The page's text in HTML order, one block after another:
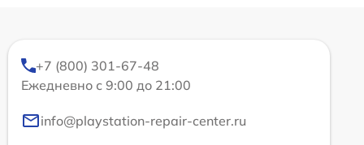
+7 (800) 301-67-48
Ежедневно с 9:00 до 21:00
info@playstation-repair-center.ru